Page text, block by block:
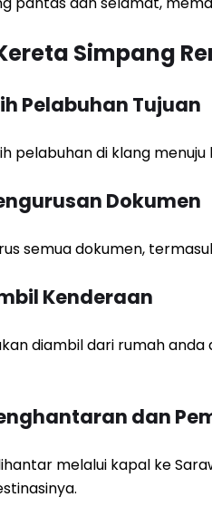
Simpang
Pelabuhan Tujuan
pelabuhan di klang
Dokumen
semua dokumen,
Kenderaan
diambil dari rumah
dan
melalui kapal ke